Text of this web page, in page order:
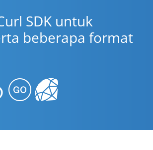
SDK untuk
beberapa format